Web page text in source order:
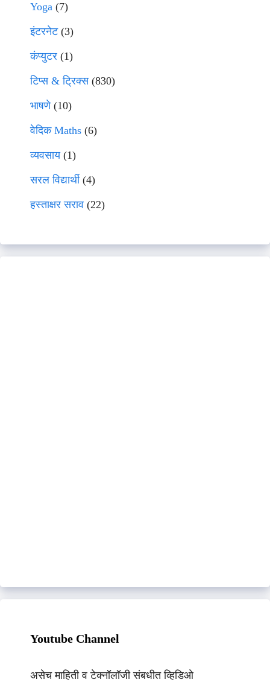
Yoga (7)
इंटरनेट(3)
कंप्युटर (1)
टिप्स & ट्रिक्स(830)
भाषणे(10)
वेदिक Maths (6)
व्यवसाय(1)
सरल विद्यार्थी(4)
हस्ताक्षर सराव (22)
Youtube Channel
असेच माहिती व टेक्नॉलॉजी संबधीत व्हिडिओ